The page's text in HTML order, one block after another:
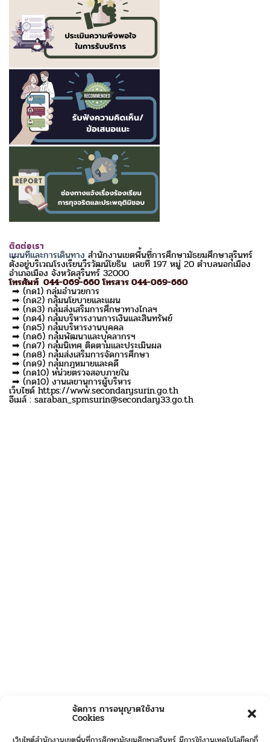
จัดการ การอนุญาตใช้งาน
Cookies
ติดต่อเรา
แผนที่และการเดินทาง สำนักงานเขตพื้นที่การศึกษามัธยมศึกษาสุรินทร์
ตั้งอยู่บริเวณโรงเรียนวีรวัฒน์โยธิน เลขที่ 197 หมู่ 20 ตำบลนอกเมือง
อำเภอเมือง จังหวัดสุรินทร์ 32000
โทรศัพท์ 044-069-660 โทรสาร 044-069-660
➡ (กด1) กลุ่มอำนวยการ
➡ (กด2) กลุ่มนโยบายและแผน
➡ (กด3) กลุ่มส่งเสริมการศึกษาทางไกลฯ
➡ (กด4) กลุ่มบริหารงานการเงินและสินทรัพย์
➡ (กด5) กลุ่มบริหารงานบุคคล
➡ (กด6) กลุ่มพัฒนาและบุคลากรฯ
➡ (กด7) กลุ่มนิเทศ ติดตามและประเมินผล
➡ (กด8) กลุ่มส่งเสริมการจัดการศึกษา
➡ (กด9) กลุ่มกฎหมายและคดี
➡ (กด10) หน่วยตรวจสอบภายใน
➡ (กด10) งานเลขานุการผู้บริหาร
เว็บไซด์ https://www.secondarysurin.go.th
อีเมล์ : saraban_spmsurin@secondary33.go.th